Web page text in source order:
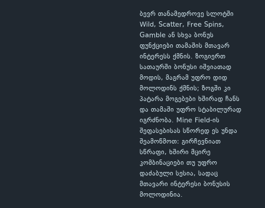
ბევრ თანამედროვე სლოტში
Wild, Scatter, Free Spins,
Gamble ან სხვა ბონუს
ფუნქციები თამაშის მთავარ
ინტერესს ქმნის. ზოგიერთ
სათაურში ბონუსი იშვიათად
მოდის, მაგრამ უფრო დიდ
მოლოდინს ქმნის; ზოგში კი
პატარა მოგებები ხშირად ჩანს
და თამაში უფრო სტაბილურად
იგრძნობა. Mine Field-ის
შეფასებისას სწორედ ეს უნდა
შეამოწმოთ: გირჩევნიათ
სწრაფი, ხშირი მცირე
კომბინაციები თუ უფრო
დაძაბული სესია, სადაც
მთავარი ინტერესი ბონუსის
მოლოდინია.